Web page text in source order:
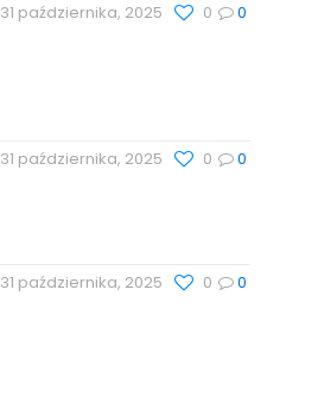
31 października, 2025 0
0
31 października, 2025 0
0
31 października, 2025 0
0